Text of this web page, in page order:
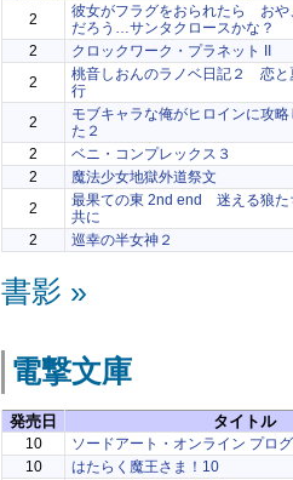
2
彼女がフラグをおられたら おや
だろう…サンタクロースかな？
2
クロックワーク・プラネット II
2
桃音しおんのラノベ日記２ 恋と
行
2
モブキャラな俺がヒロインに攻
た２
2
ベニ・コンプレックス３
2
魔法少女地獄外道祭文
2
最果ての東 2nd end 迷える狼た
共に
2
巡幸の半女神２
書影 »
電撃文庫
発売日 タイトル
10
ソードアート・オンライン プロ
10
はたらく魔王さま！10